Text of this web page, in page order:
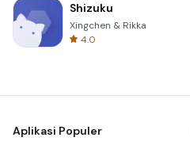
Shizuku
Xingchen & Rikka
4.0
Aplikasi Populer